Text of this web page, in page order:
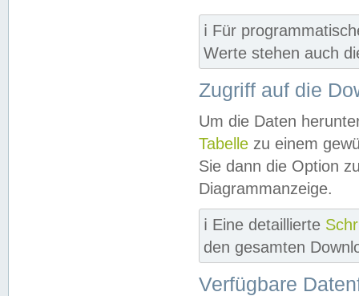
ℹ️ Für
Werte stehen auch
Zugriff auf die
Um die Daten
Tabelle zu einem
Sie dann die Option
Diagrammanzeige.
ℹ️ Eine detaillierte
den gesamten
Verfügbare